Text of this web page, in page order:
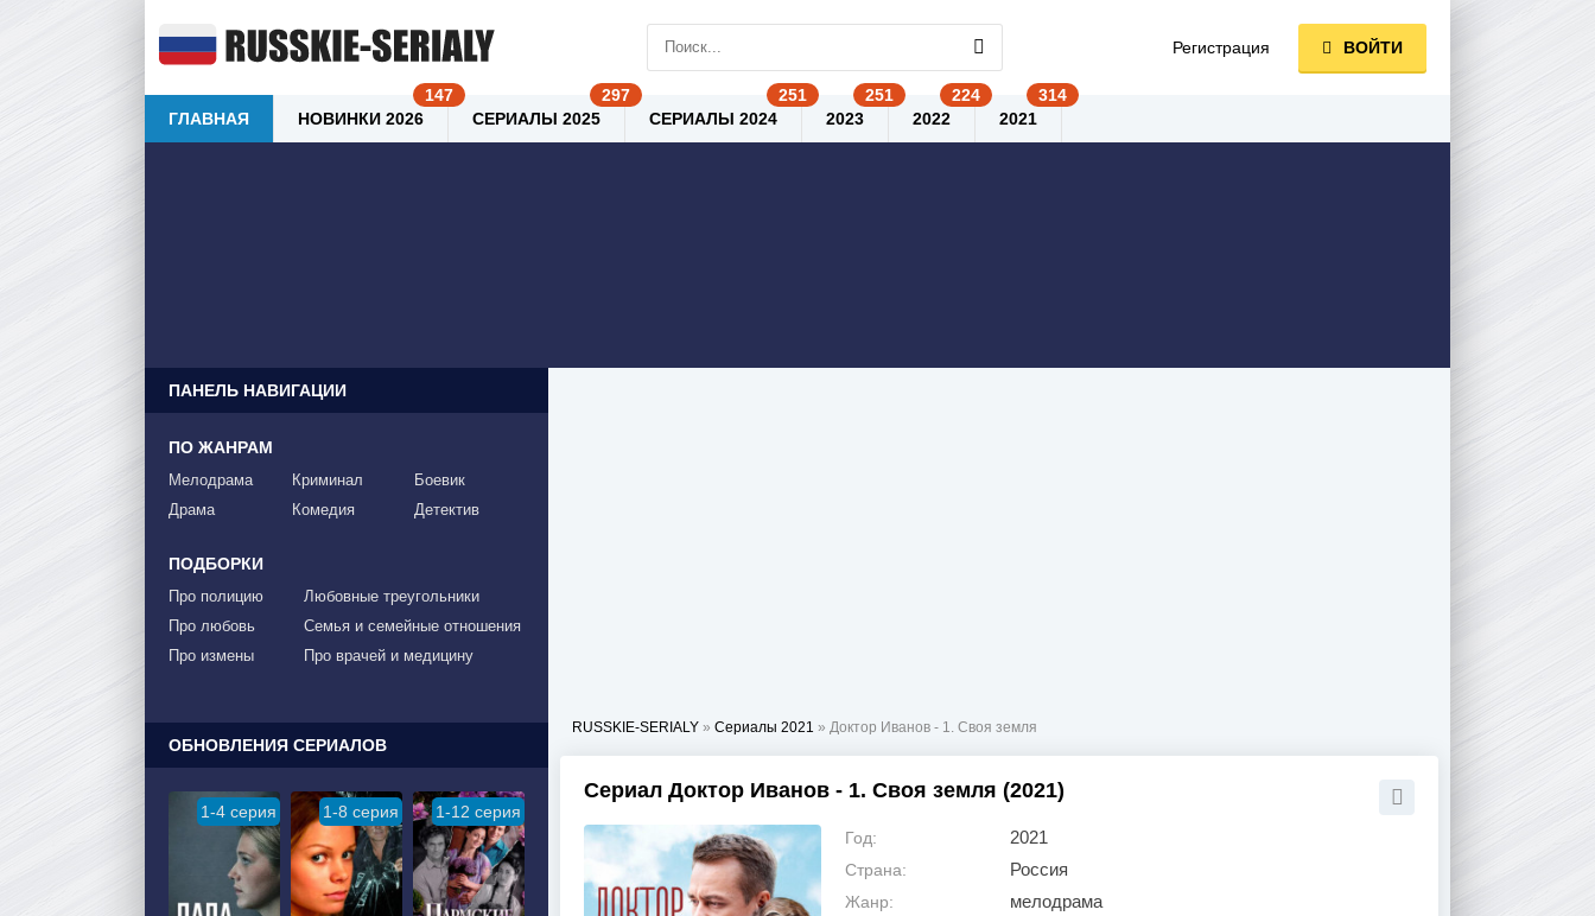
RUSSKIE-SERIALY » Сериалы 2021 » Доктор Иванов - 1. Своя земля
Сериал Доктор Иванов - 1. Своя земля (2021)
Год: 2021
Страна: Россия
Жанр: мелодрама
ПАНЕЛЬ НАВИГАЦИИ
ПО ЖАНРАМ
Мелодрама
Драма
Криминал
Комедия
Боевик
Детектив
ПОДБОРКИ
Про полицию
Про любовь
Про измены
Любовные треугольники
Семья и семейные отношения
Про врачей и медицину
ОБНОВЛЕНИЯ СЕРИАЛОВ
1-4 серия 1-8 серия 1-12 серия
Регистрация ВОЙТИ
ГЛАВНАЯ НОВИНКИ 2026 СЕРИАЛЫ 2025 СЕРИАЛЫ 2024 2023 2022 2021